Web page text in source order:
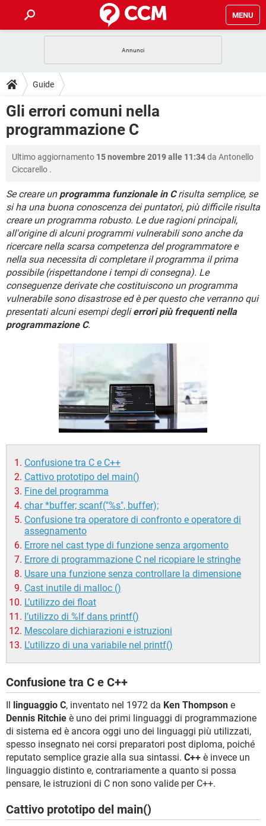
MENU
INTRATTENIMENTO
iOS WINDOWS 10
INSTAGRAM
HARDWARE
GUIDE
COVID-19
INTRATTENIMENTO ANDROID
INSTAGRAM WHATSAPP
HARDWARE
DOWNLOAD
COVID-19
iOS
INSTAGRAM WHATSAPP
TIKTOK FACEBOOK
HARDWARE
FORUM
COVID-19 GAMING
iOS WINDOWS 10
INSTAGRAM WHATSAPP
TIKTOK FACEBOOK
HARDWARE
GLOSSARIO
COVID-19 GAMING
INTRATTENIMENTO ANDROID
iOS WINDOWS 10
INSTAGRAM WHATSAPP
TIKTOK FACEBOOK
HARDWARE
Guide
Gli errori comuni nella
programmazione C
Ultimo aggiornamento 15 novembre 2019 alle 11:34da Antonello
Ciccarello .
Se creare un programma funzionale in Crisulta semplice, se
si ha una buona conoscenza dei puntatori, più difficile risulta
creare un programma robusto. Le due ragioni principali,
all'origine di alcuni programmi vulnerabili sono anche da
ricercare nella scarsa competenza del programmatore e
nella sua necessita di completare il programma il prima
possibile (rispettandone i tempi di consegna). Le
conseguenze derivate che costituiscono un programma
vulnerabile sono disastrose ed è per questo che verranno qui
presentati alcuni esempi deglierrori più frequenti nella
programmazione C.
Confusione tra C e C++
Cattivo prototipo del main()
Fine del programma
char *buffer; scanf("%s", buffer);
Confusione tra operatore di confronto e operatore di
assegnamento
Errore nel cast type di funzione senza argomento
Errore di programmazione C nel ricopiare le stringhe
Usare una funzione senza controllare la dimensione
Cast inutile di malloc ()
L’utilizzo dei float
l’utilizzo di %lf dans printf()
Mescolare dichiarazioni e istruzioni
L’utilizzo di una variabile nel printf()
Confusione tra C e C++
Il linguaggio C, inventato nel 1972 da Ken Thompson e
Dennis Ritchie è uno dei primi linguaggi di programmazione
di sistema ed è ancora oggi uno dei linguaggi più utilizzati,
spesso insegnato nei corsi preparatori post diploma, poiché
reputato semplice grazie alla sua sintassi. C++ è invece un
linguaggio distinto e, contrariamente a quanto si possa
pensare, le istruzioni di C non sono valide per C++.
Cattivo prototipo del main()